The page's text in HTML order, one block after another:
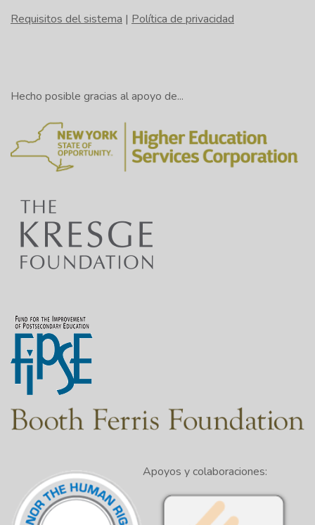
Requisitos del sistema | Política de privacidad
Hecho posible gracias al apoyo de...
Apoyos y colaboraciones: